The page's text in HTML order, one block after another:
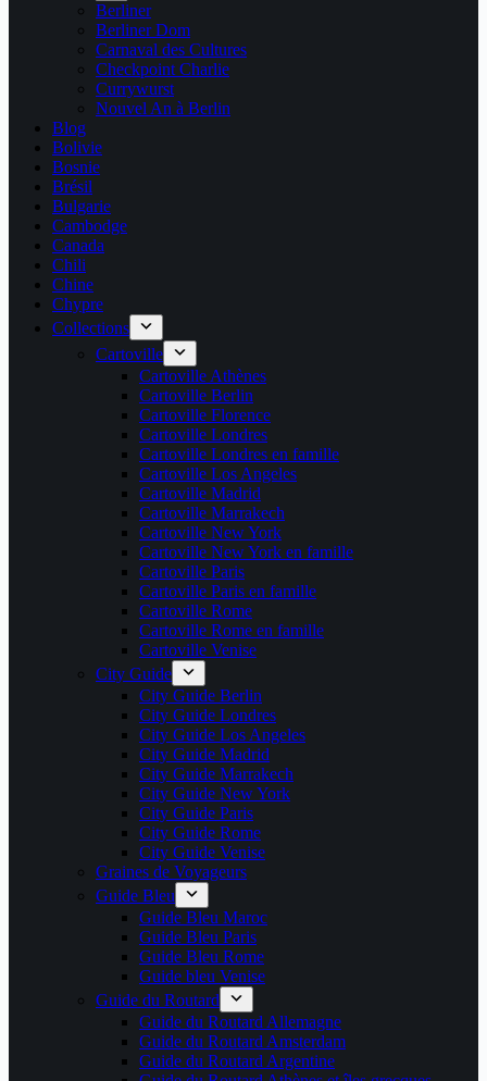
Berliner
Berliner Dom
Carnaval des Cultures
Checkpoint Charlie
Currywurst
Nouvel An à Berlin
Blog
Bolivie
Bosnie
Brésil
Bulgarie
Cambodge
Canada
Chili
Chine
Chypre
Collections
Cartoville
Cartoville Athènes
Cartoville Berlin
Cartoville Florence
Cartoville Londres
Cartoville Londres en famille
Cartoville Los Angeles
Cartoville Madrid
Cartoville Marrakech
Cartoville New York
Cartoville New York en famille
Cartoville Paris
Cartoville Paris en famille
Cartoville Rome
Cartoville Rome en famille
Cartoville Venise
City Guide
City Guide Berlin
City Guide Londres
City Guide Los Angeles
City Guide Madrid
City Guide Marrakech
City Guide New York
City Guide Paris
City Guide Rome
City Guide Venise
Graines de Voyageurs
Guide Bleu
Guide Bleu Maroc
Guide Bleu Paris
Guide Bleu Rome
Guide bleu Venise
Guide du Routard
Guide du Routard Allemagne
Guide du Routard Amsterdam
Guide du Routard Argentine